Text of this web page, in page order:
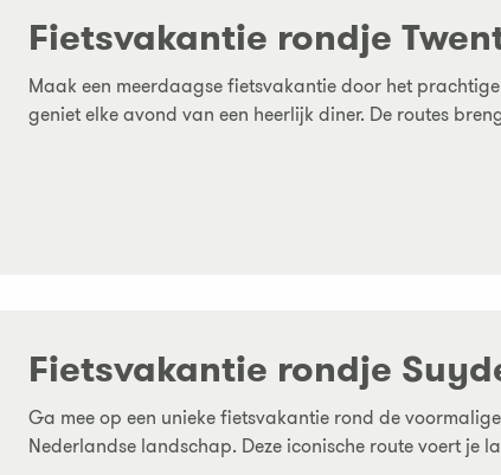
Fietsvakantie rondje
Maak een meerdaagse fietsvakantie door het
geniet elke avond van een heerlijk diner. De routes
Fietsvakantie rondje
Ga mee op een unieke fietsvakantie rond de
Nederlandse landschap. Deze iconische route voert je